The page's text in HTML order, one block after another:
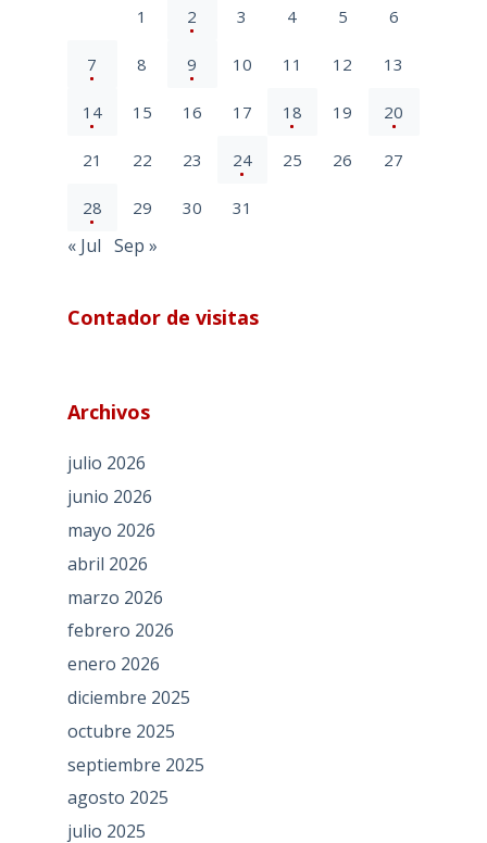
1 2 3 4 5 6
7 8 9 10 11 12 13
14 15 16 17 18 19 20
21 22 23 24 25 26 27
28 29 30 31
« Jul Sep »
Contador de visitas
Archivos
julio 2026
junio 2026
mayo 2026
abril 2026
marzo 2026
febrero 2026
enero 2026
diciembre 2025
octubre 2025
septiembre 2025
agosto 2025
julio 2025